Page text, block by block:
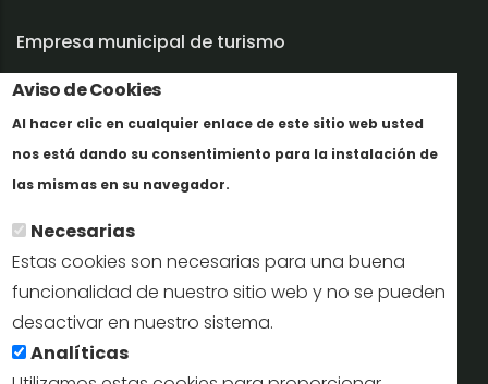
Aviso de Cookies
Al hacer clic en cualquier enlace de este sitio web usted
nos está dando su consentimiento para la instalación de
las mismas en su navegador.
Necesarias
Estas cookies son necesarias para una buena
funcionalidad de nuestro sitio web y no se pueden
desactivar en nuestro sistema.
Analíticas
Empresa municipal de turismo
Trabaja con nosotros
Informes y documentación
Perfil del contratante
Oficinas de Turismo
reservas@turismodesegovia.com
info@turismodesegovia.com